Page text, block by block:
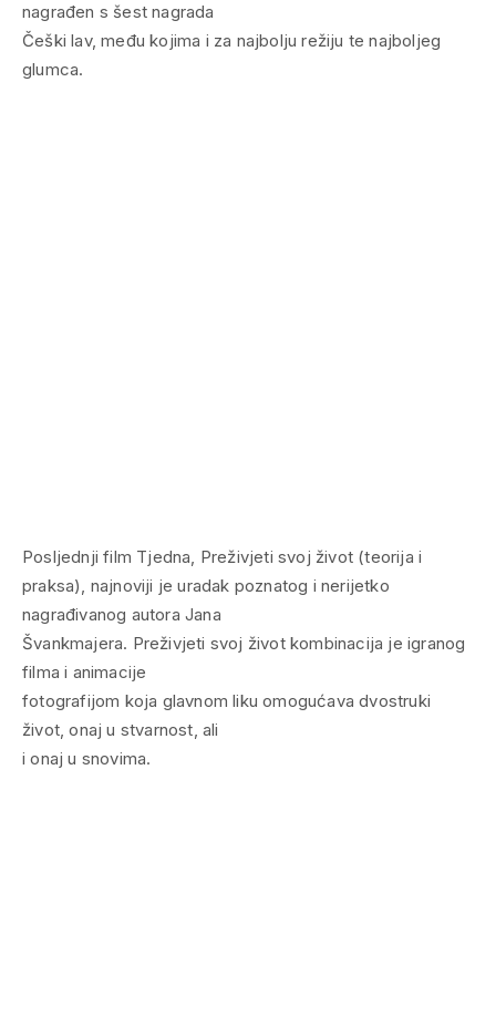
nagrađen s šest nagrada
Češki lav, među kojima i za najbolju režiju te najboljeg
glumca.
Posljednji film Tjedna, Preživjeti svoj život (teorija i
praksa), najnoviji je uradak poznatog i nerijetko
nagrađivanog autora Jana
Švankmajera. Preživjeti svoj život kombinacija je igranog
filma i animacije
fotografijom koja glavnom liku omogućava dvostruki
život, onaj u stvarnost, ali
i onaj u snovima.